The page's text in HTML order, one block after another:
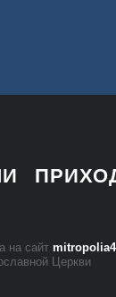
на сайт
Церк­ви